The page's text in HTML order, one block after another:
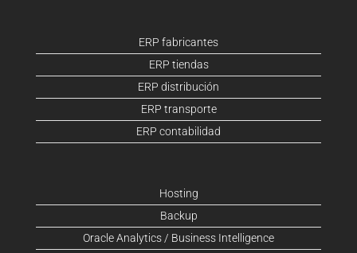
ERP fabricantes
ERP tiendas
ERP distribución
ERP transporte
ERP contabilidad
Hosting
Backup
Oracle Analytics / Business Intelligence